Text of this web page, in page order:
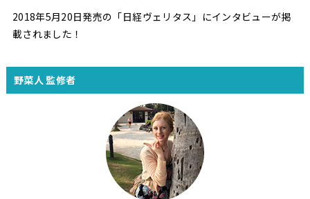
2018年5月20日発売の「日経ヴェリタス」にインタビューが掲
載されました！
野菜人 監修者